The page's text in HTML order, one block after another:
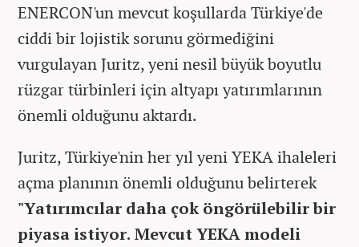
ENERCON'un mevcut koşullarda Türkiye'de
ciddi bir lojistik sorunu görmediğini
vurgulayan Juritz, yeni nesil büyük boyutlu
rüzgar türbinleri için altyapı yatırımlarının
önemli olduğunu aktardı.
Juritz, Türkiye'nin her yıl yeni YEKA ihaleleri
açma planının önemli olduğunu belirterek
"Yatırımcılar daha çok öngörülebilir bir
piyasa istiyor. Mevcut YEKA modeli